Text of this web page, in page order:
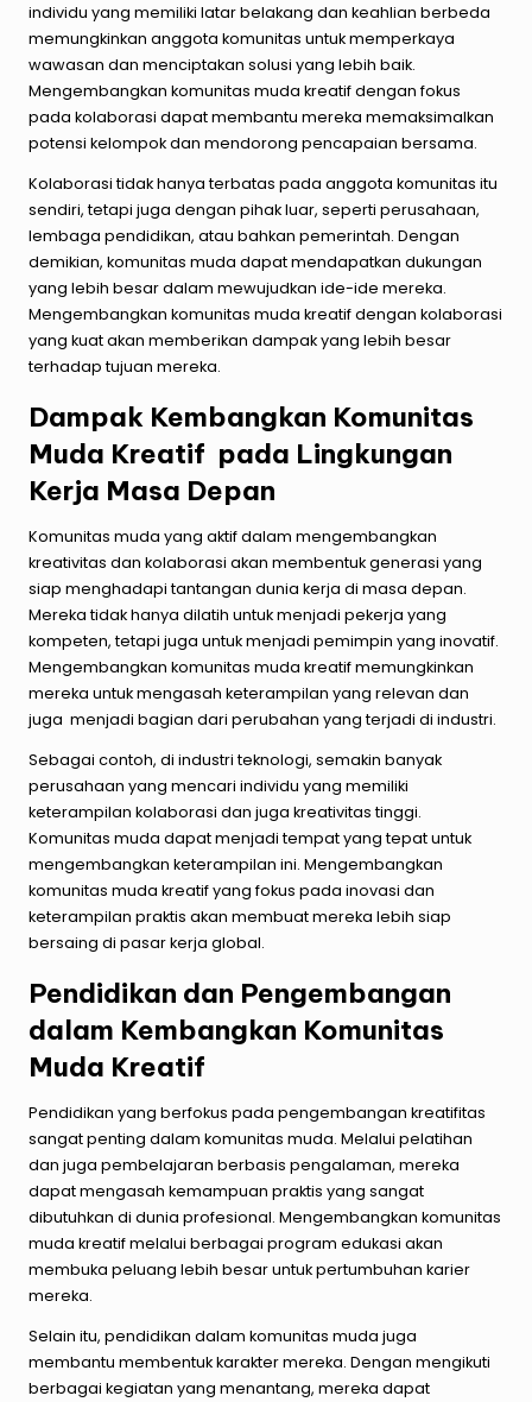
individu yang memiliki latar belakang dan keahlian berbeda
memungkinkan anggota komunitas untuk memperkaya
wawasan dan menciptakan solusi yang lebih baik.
Mengembangkan komunitas muda kreatif dengan fokus
pada kolaborasi dapat membantu mereka memaksimalkan
potensi kelompok dan mendorong pencapaian bersama.
Kolaborasi tidak hanya terbatas pada anggota komunitas itu
sendiri, tetapi juga dengan pihak luar, seperti perusahaan,
lembaga pendidikan, atau bahkan pemerintah. Dengan
demikian, komunitas muda dapat mendapatkan dukungan
yang lebih besar dalam mewujudkan ide-ide mereka.
Mengembangkan komunitas muda kreatif dengan kolaborasi
yang kuat akan memberikan dampak yang lebih besar
terhadap tujuan mereka.
Dampak Kembangkan Komunitas
Muda Kreatif pada Lingkungan
Kerja Masa Depan
Komunitas muda yang aktif dalam mengembangkan
kreativitas dan kolaborasi akan membentuk generasi yang
siap menghadapi tantangan dunia kerja di masa depan.
Mereka tidak hanya dilatih untuk menjadi pekerja yang
kompeten, tetapi juga untuk menjadi pemimpin yang inovatif.
Mengembangkan komunitas muda kreatif memungkinkan
mereka untuk mengasah keterampilan yang relevan dan
juga menjadi bagian dari perubahan yang terjadi di industri.
Sebagai contoh, di industri teknologi, semakin banyak
perusahaan yang mencari individu yang memiliki
keterampilan kolaborasi dan juga kreativitas tinggi.
Komunitas muda dapat menjadi tempat yang tepat untuk
mengembangkan keterampilan ini. Mengembangkan
komunitas muda kreatif yang fokus pada inovasi dan
keterampilan praktis akan membuat mereka lebih siap
bersaing di pasar kerja global.
Pendidikan dan Pengembangan
dalam Kembangkan Komunitas
Muda Kreatif
Pendidikan yang berfokus pada pengembangan kreatifitas
sangat penting dalam komunitas muda. Melalui pelatihan
dan juga pembelajaran berbasis pengalaman, mereka
dapat mengasah kemampuan praktis yang sangat
dibutuhkan di dunia profesional. Mengembangkan komunitas
muda kreatif melalui berbagai program edukasi akan
membuka peluang lebih besar untuk pertumbuhan karier
mereka.
Selain itu, pendidikan dalam komunitas muda juga
membantu membentuk karakter mereka. Dengan mengikuti
berbagai kegiatan yang menantang, mereka dapat